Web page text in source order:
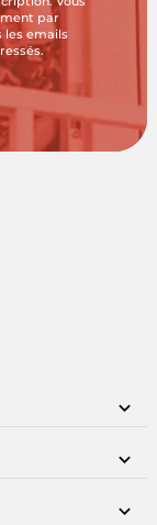
par
les emails